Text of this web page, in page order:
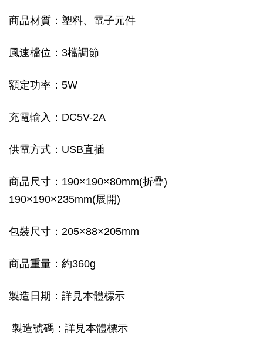
商品材質：塑料、電子元件
風速檔位：3檔調節
額定功率：5W
充電輸入：DC5V-2A
供電方式：USB直插
商品尺寸：190×190×80mm(折疊)
190×190×235mm(展開)
包裝尺寸：205×88×205mm
商品重量：約360g
製造日期：詳見本體標示
製造號碼：詳見本體標示